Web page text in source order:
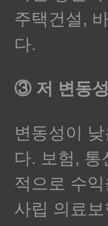
주택건설,
다.
③ 저 변동
변동성이
다. 보험, 통
적으로 수
사립 의료